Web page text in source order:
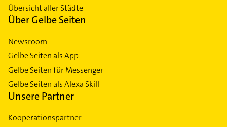
Übersicht aller Städte
Über Gelbe Seiten
Newsroom
Gelbe Seiten als App
Gelbe Seiten für Messenger
Gelbe Seiten als Alexa Skill
Unsere Partner
Kooperationspartner